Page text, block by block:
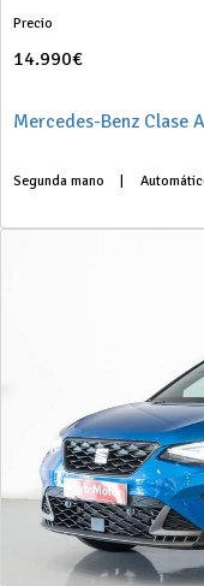
Precio
14.990€
Segunda mano